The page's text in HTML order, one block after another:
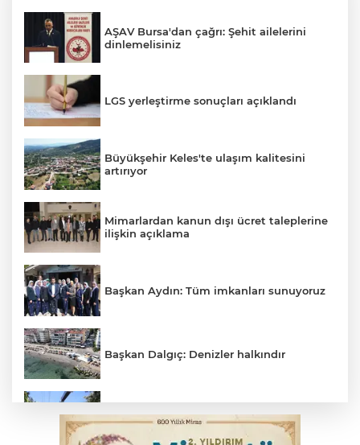
AŞAV Bursa'dan çağrı: Şehit ailelerini
dinlemelisiniz
LGS yerleştirme sonuçları açıklandı
Büyükşehir Keles'te ulaşım kalitesini
artırıyor
Mimarlardan kanun dışı ücret taleplerine
ilişkin açıklama
Başkan Aydın: Tüm imkanları sunuyoruz
Başkan Dalgıç: Denizler halkındır
korunuyor